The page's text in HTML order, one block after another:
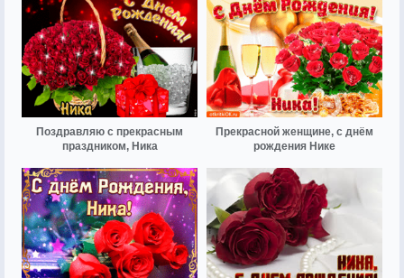
Поздравляю с прекрасным
праздником, Ника
Прекрасной женщине, с днём
рождения Нике